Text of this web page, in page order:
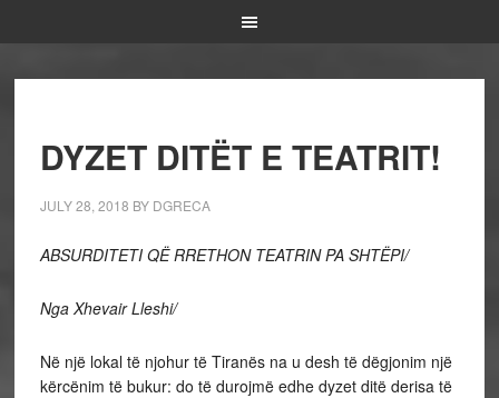
DYZET DITËT E TEATRIT!
JULY 28, 2018 BY DGRECA
ABSURDITETI QË RRETHON TEATRIN PA SHTËPI/
Nga Xhevair Lleshi/
Në një lokal të njohur të Tiranës na u desh të dëgjonim një
kërcënim të bukur: do të durojmë edhe dyzet ditë derisa të